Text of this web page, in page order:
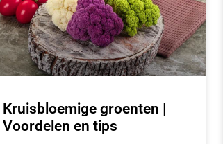
Kruisbloemige groenten |
Voordelen en tips